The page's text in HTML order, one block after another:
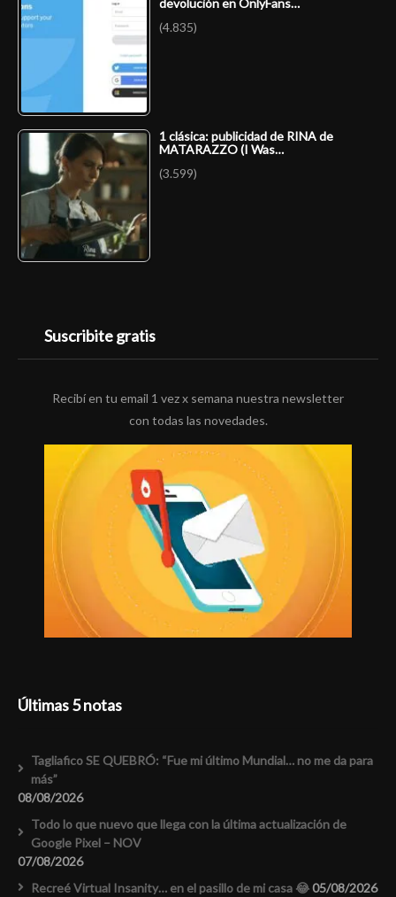
devolución en OnlyFans…
(4.835)
1 clásica: publicidad de RINA de
MATARAZZO (I Was…
(3.599)
Suscribite gratis
Recibí en tu email 1 vez x semana nuestra newsletter
con todas las novedades.
Últimas 5 notas
Tagliafico SE QUEBRÓ: “Fue mi último Mundial… no me da para
más”
08/08/2026
Todo lo que nuevo que llega con la última actualización de
Google Pixel – NOV
07/08/2026
Recreé Virtual Insanity… en el pasillo de mi casa 😂05/08/2026